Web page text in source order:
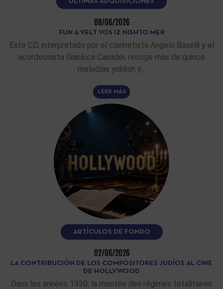
08/06/2026
FUN A VELT VOS IZ NISHTO MER
Este CD, interpretado por el clarinetista Angelo Baselli y el
acordeonista Gianluca Casadei, recoge más de quince
melodías yiddish y…
LEER MÁS
ARTÍCULOS DE FONDO
02/06/2026
LA CONTRIBUCIÓN DE LOS COMPOSITORES JUDÍOS AL CINE
DE HOLLYWOOD
Dans les années 1930, la montée des régimes totalitaires